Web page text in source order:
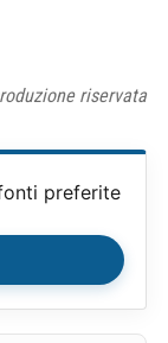
riservata
preferite